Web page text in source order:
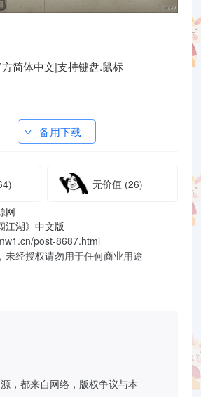
简体中文|支持键盘.鼠标
备用下载
无价值 (26)
网
江湖》中文版
post-8687.html
未经授权请勿用于任何商业用途
，都来自网络，版权争议与本